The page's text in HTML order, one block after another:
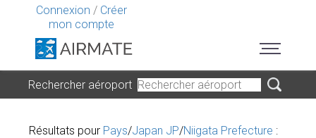
Connexion / Créer
mon compte
Rechercher aéroport
Résultats pour Pays/Japan JP/Niigata Prefecture :